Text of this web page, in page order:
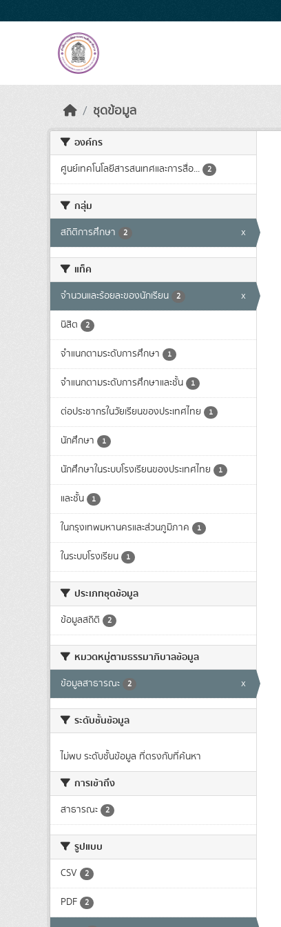
ชุดข้อมูล
องค์กร
ศูนย์เทคโนโลยีสารสนเทศและการสื่อ... 2
กลุ่ม
สถิติการศึกษา 2 x
แท็ค
จำนวนและร้อยละของนักเรียน 2 x
นิสิต 2
จำแนกตามระดับการศึกษา 1
จำแนกตามระดับการศึกษาและชั้น 1
ต่อประชากรในวัยเรียนของประเทศไทย 1
นักศึกษา 1
นักศึกษาในระบบโรงเรียนของประเทศไทย 1
และชั้น 1
ในกรุงเทพมหานครและส่วนภูมิภาค 1
ในระบบโรงเรียน 1
ประเภทชุดข้อมูล
ข้อมูลสถิติ 2
หมวดหมู่ตามธรรมาภิบาลข้อมูล
ข้อมูลสาธารณะ 2 x
ระดับชั้นข้อมูล
ไม่พบ ระดับชั้นข้อมูล ที่ตรงกับที่ค้นหา
การเข้าถึง
สาธารณะ 2
รูปแบบ
CSV 2
PDF 2